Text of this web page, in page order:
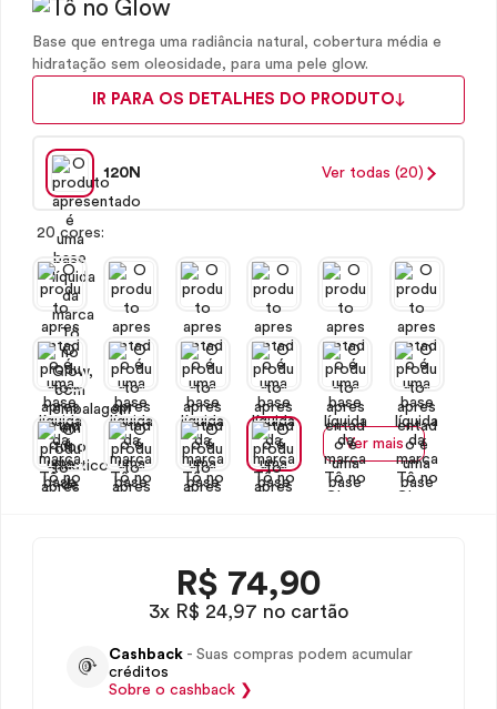
Base que entrega uma radiância natural, cobertura média e
hidratação sem oleosidade, para uma pele glow.
IR PARA OS DETALHES DO PRODUTO
120N Ver todas (20)
20 cores:
Ver mais
R$ 74,90
3x R$ 24,97 no cartão
Cashback - Suas compras podem acumular
créditos
Sobre o cashback ❯